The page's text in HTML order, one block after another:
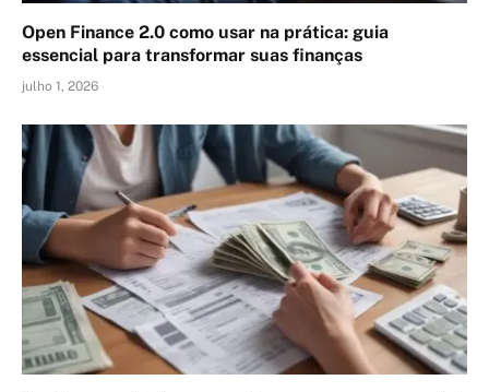
Open Finance 2.0 como usar na prática: guia
essencial para transformar suas finanças
julho 1, 2026